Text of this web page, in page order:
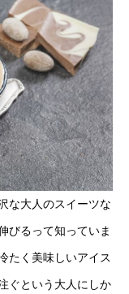
な大人のスイーツな
びるって知っていま
たく美味しいアイス
ぐという大人にしか